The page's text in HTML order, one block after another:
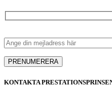
KONTAKTA